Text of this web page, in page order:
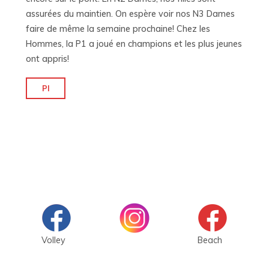
assurées du maintien. On espère voir nos N3 Dames
faire de même la semaine prochaine! Chez les
Hommes, la P1 a joué en champions et les plus jeunes
ont appris!
Pl
résultats
Volley Beach